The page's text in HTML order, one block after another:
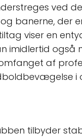
ved
banerne, der
viser en
imidlertid
af
i
tilbyder